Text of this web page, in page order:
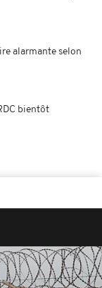
alarmante selon
bientôt